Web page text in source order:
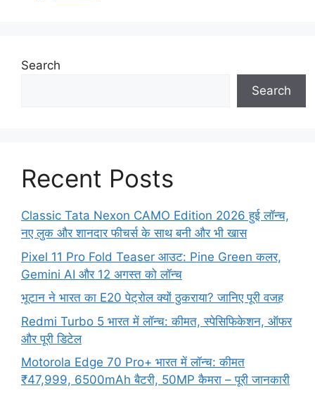
Search
Search
Recent Posts
Classic Tata Nexon CAMO Edition 2026 हुई लॉन्च,
नए लुक और शानदार फीचर्स के साथ बनी और भी खास
Pixel 11 Pro Fold Teaser आउट: Pine Green कलर,
Gemini AI और 12 अगस्त को लॉन्च
भूटान ने भारत का E20 पेट्रोल क्यों ठुकराया? जानिए पूरी वजह
Redmi Turbo 5 भारत में लॉन्च: कीमत, स्पेसिफिकेशन, ऑफर
और पूरी डिटेल
Motorola Edge 70 Pro+ भारत में लॉन्च: कीमत
₹47,999, 6500mAh बैटरी, 50MP कैमरा – पूरी जानकारी